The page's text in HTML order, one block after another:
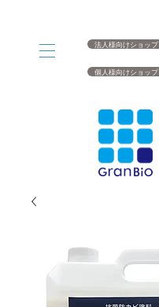
法人様向けショップ
個人様向けショップ